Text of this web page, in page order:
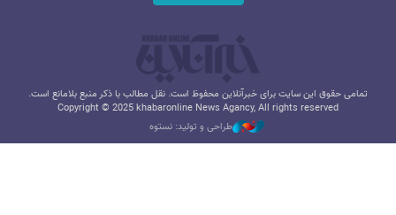
تمامی حقوق این سایت برای خبرآنلاین محفوظ است. نقل مطالب با ذکر منبع بلامانع است.
Copyright © 2025 khabaronline News Agancy, All rights reserved
طراحی و تولید: نستوه